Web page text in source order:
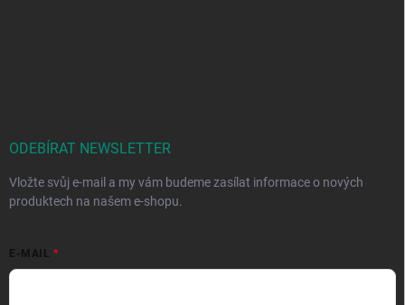
ODEBÍRAT NEWSLETTER
Vložte svůj e-mail a my vám budeme zasílat informace o nových
produktech na našem e-shopu.
E-MAIL